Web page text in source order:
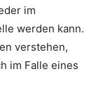
im
werden kann.
verstehen,
im Falle eines